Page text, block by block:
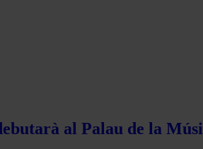
al Palau de la